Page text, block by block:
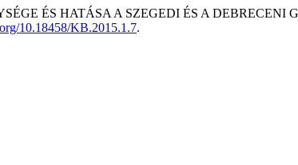
ÉS HATÁSA A SZEGEDI ÉS A
10.18458/KB.2015.1.7.